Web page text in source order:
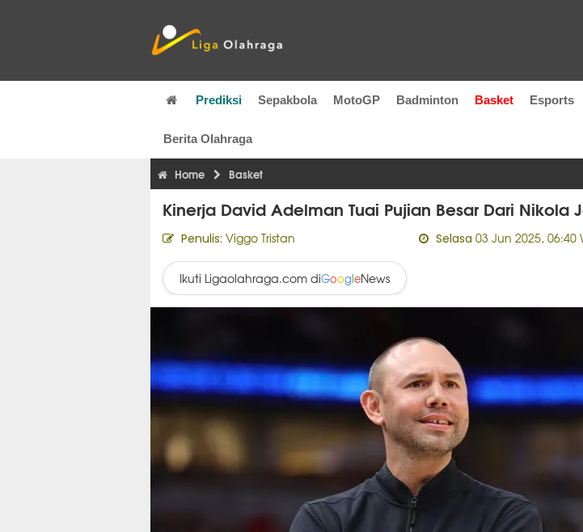
Prediksi Sepakbola MotoGP Badminton Basket Esports
Berita Olahraga
Home Basket
Kinerja David Adelman Tuai Pujian Besar Dari Nikola
Penulis: Viggo Tristan Selasa 03 Jun 2025, 06:40
Ikuti Ligaolahraga.com diGoogleNews